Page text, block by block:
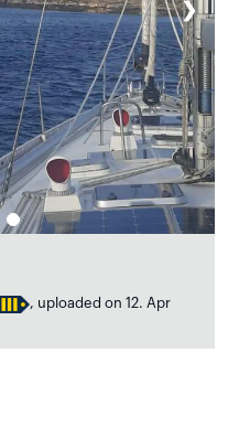
❯
, uploaded on 12. Apr